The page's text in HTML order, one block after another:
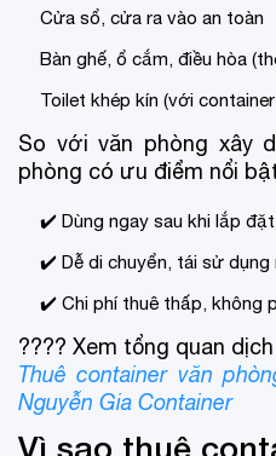
Cửa sổ, cửa ra vào an toàn
Bàn ghế, ổ cắm, điều hòa
Toilet khép kín (với
So với văn phòng xây
phòng có ưu điểm nổi
✔️ Dùng ngay sau khi lắp đặt
✔️ Dễ di chuyển, tái sử dụng
✔️ Chi phí thuê thấp, không
???? Xem tổng quan dịch
Thuê container văn
Nguyễn Gia Container
Vì sao thuê